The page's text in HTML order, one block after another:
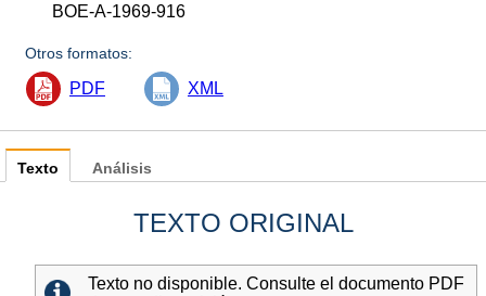
BOE-A-1969-916
Otros formatos:
PDF XML
Texto
TEXTO ORIGINAL
Texto no disponible. Consulte el documento PDF
Análisis